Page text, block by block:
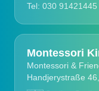
Tel: 030 91421445
Montessori
Montessori &
Handjerystraße